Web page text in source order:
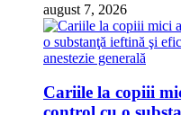
august 7, 2026
Cariile la copiii